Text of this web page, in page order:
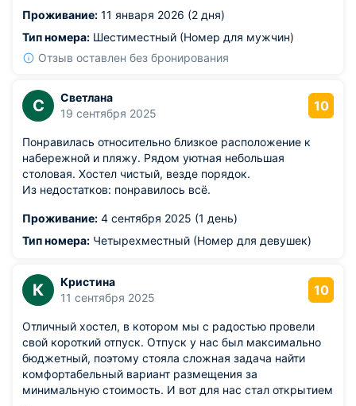
Проживание: 11 января 2026 (2 дня)
Тип номера: Шестиместный (Номер для мужчин)
Отзыв оставлен без бронирования
С
Светлана
19 сентября 2025
10
Понравилась относительно близкое расположение к
набережной и пляжу. Рядом уютная небольшая
столовая. Хостел чистый, везде порядок.
Из недостатков: понравилось всё.
Проживание: 4 сентября 2025 (1 день)
Тип номера: Четырехместный (Номер для девушек)
К
Кристина
11 сентября 2025
10
Отличный хостел, в котором мы с радостью провели
свой короткий отпуск. Отпуск у нас был максимально
бюджетный, поэтому стояла сложная задача найти
комфортабельный вариант размещения за
минимальную стоимость. И вот для нас стал открытием